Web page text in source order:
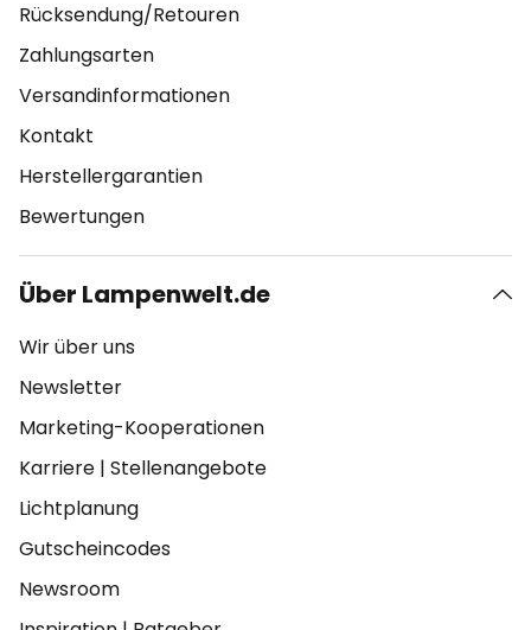
Rücksendung/Retouren
Zahlungsarten
Versandinformationen
Kontakt
Herstellergarantien
Bewertungen
Über Lampenwelt.de
Wir über uns
Newsletter
Marketing-Kooperationen
Karriere | Stellenangebote
Lichtplanung
Gutscheincodes
Newsroom